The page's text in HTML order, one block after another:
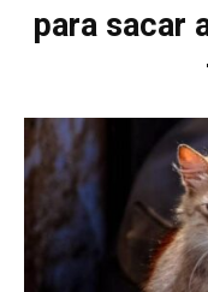
para sacar